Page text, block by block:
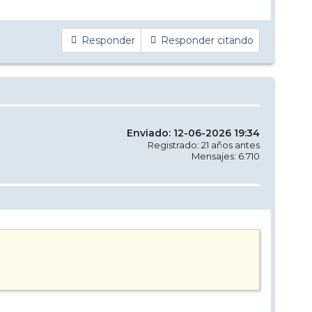
Responder Responder citando
Enviado: 12-06-2026 19:34
Registrado: 21 años antes
Mensajes: 6.710